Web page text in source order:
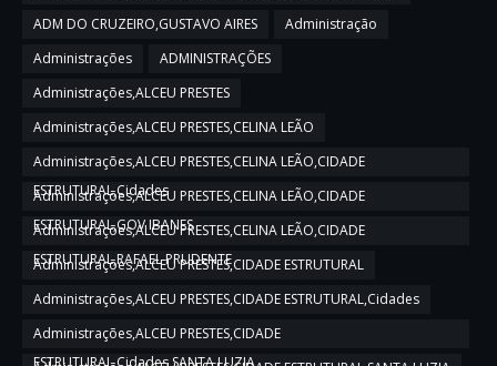
ADM DO CRUZEIRO,GUSTAVO AIRES
Administração
Administrações
ADMINISTRAÇÕES
Administrações,ALCEU PRESTES
Administrações,ALCEU PRESTES,CELINA LEÃO
Administrações,ALCEU PRESTES,CELINA LEÃO,CIDADE
ESTRUTURAL,Cidades
Administrações,ALCEU PRESTES,CELINA LEÃO,CIDADE
ESTRUTURAL,GOV IBANES
Administrações,ALCEU PRESTES,CELINA LEÃO,CIDADE
ESTRUTURAL,RAFAEL PRUDENTE
Administrações,ALCEU PRESTES,CIDADE ESTRUTURAL
Administrações,ALCEU PRESTES,CIDADE ESTRUTURAL,Cidades
Administrações,ALCEU PRESTES,CIDADE
ESTRUTURAL,Cidades,SANTA LUZIA